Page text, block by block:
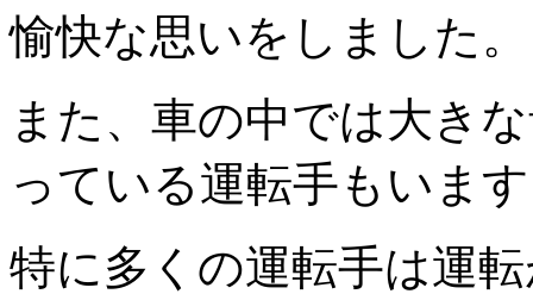
愉快な思いをしました。
また、車の中では大き
っている運転手もいま
特に多くの運転手は運